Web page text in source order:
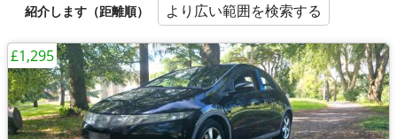
紹介します（距離順）
より広い範囲を検索する
£1,295